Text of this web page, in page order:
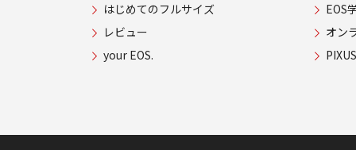
はじめてのフルサイズ
レビュー
your EOS.
EOS
オン